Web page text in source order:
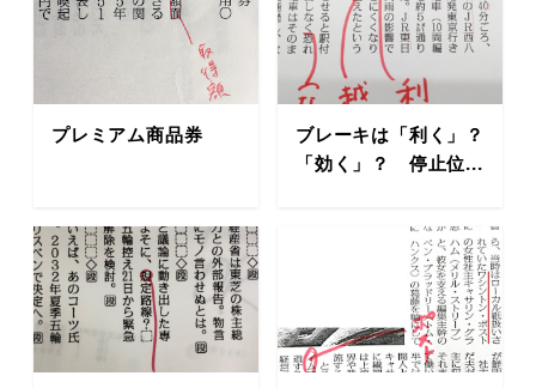
プレミアム商品券
ブレーキは「利く」？
「効く」？ 停止位...